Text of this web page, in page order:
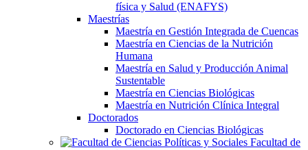
física y Salud (ENAFYS)
Maestrías
Maestría en Gestión Integrada de Cuencas
Maestría en Ciencias de la Nutrición
Humana
Maestría en Salud y Producción Animal
Sustentable
Maestría en Ciencias Biológicas
Maestría en Nutrición Clínica Integral
Doctorados
Doctorado en Ciencias Biológicas
Facultad de